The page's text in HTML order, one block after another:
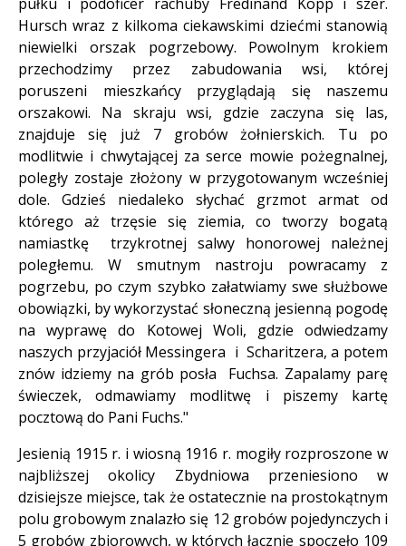
Hursch wraz z kilkoma ciekawskimi dziećmi stanowią
niewielki orszak pogrzebowy. Powolnym krokiem
przechodzimy przez zabudowania wsi, której
poruszeni mieszkańcy przyglądają się naszemu
orszakowi. Na skraju wsi, gdzie zaczyna się las,
znajduje się już 7 grobów żołnierskich. Tu po
modlitwie i chwytającej za serce mowie pożegnalnej,
poległy zostaje złożony w przygotowanym wcześniej
dole. Gdzieś niedaleko słychać grzmot armat od
którego aż trzęsie się ziemia, co tworzy bogatą
namiastkę trzykrotnej salwy honorowej należnej
poległemu. W smutnym nastroju powracamy z
pogrzebu, po czym szybko załatwiamy swe służbowe
obowiązki, by wykorzystać słoneczną jesienną pogodę
na wyprawę do Kotowej Woli, gdzie odwiedzamy
naszych przyjaciół Messingera i Scharitzera, a potem
znów idziemy na grób posła Fuchsa. Zapalamy parę
świeczek, odmawiamy modlitwę i piszemy kartę
pocztową do Pani Fuchs."
Jesienią 1915 r. i wiosną 1916 r. mogiły rozproszone w
najbliższej okolicy Zbydniowa przeniesiono w
dzisiejsze miejsce, tak że ostatecznie na prostokątnym
polu grobowym znalazło się 12 grobów pojedynczych i
5 grobów zbiorowych, w których łącznie spoczęło 109